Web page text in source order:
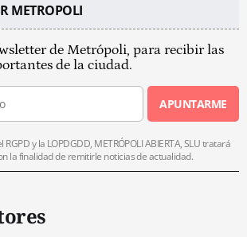
METROPOLI
de Metrópoli, para recibir las
de la ciudad.
APUNTARME
y la LOPDGDD, METRÓPOLI ABIERTA, SLU tratará
la finalidad de remitirle noticias de actualidad.